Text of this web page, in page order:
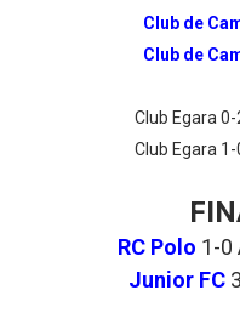
Club de
Club de
Club Egara
Club Egara
RC Polo 1-0
Junior FC